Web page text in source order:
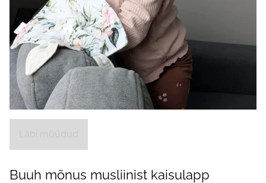
Buuh mõnus musliinist kaisulapp